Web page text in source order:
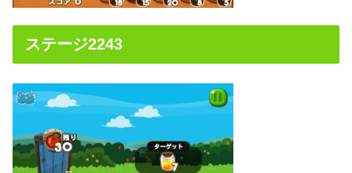
ステージ2243